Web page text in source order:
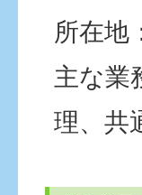
所在地
主な業
理、共